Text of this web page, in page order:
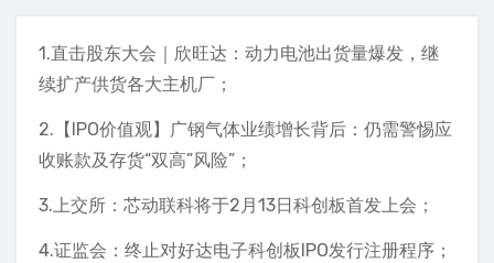
1.直击股东大会｜欣旺达：动力电池出货量爆发，继
续扩产供货各大主机厂；
2.【IPO价值观】广钢气体业绩增长背后：仍需警惕应
收账款及存货“双高”风险”；
3.上交所：芯动联科将于2月13日科创板首发上会；
4.证监会：终止对好达电子科创板IPO发行注册程序；